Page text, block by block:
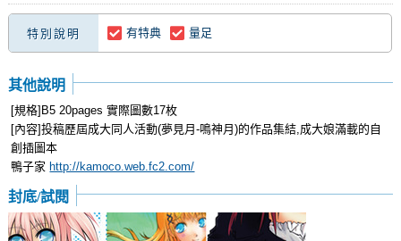
特別說明 有特典 量足
其他說明
[規格]B5 20pages 實際圖數17枚
[內容]投稿歷屆成大同人活動(夢見月-鳴神月)的作品集結,成大娘滿載的自
創插圖本
鴨子家 http://kamoco.web.fc2.com/
封底/試閱